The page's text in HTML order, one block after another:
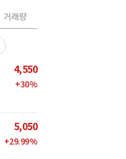
거래량
4,550
+30%
5,050
+29.99%